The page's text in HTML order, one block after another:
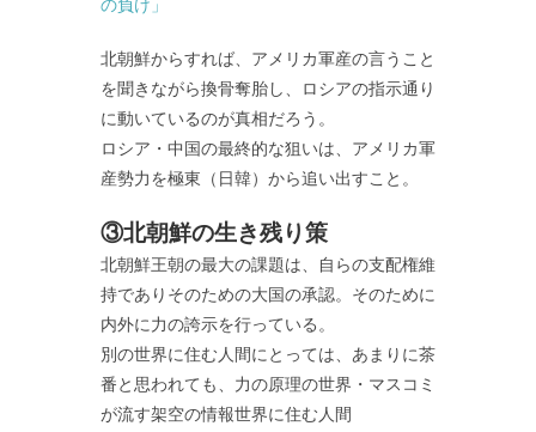
の負け」
北朝鮮からすれば、アメリカ軍産の言うこと
を聞きながら換骨奪胎し、ロシアの指示通り
に動いているのが真相だろう。
ロシア・中国の最終的な狙いは、アメリカ軍
産勢力を極東（日韓）から追い出すこと。
③北朝鮮の生き残り策
北朝鮮王朝の最大の課題は、自らの支配権維
持でありそのための大国の承認。そのために
内外に力の誇示を行っている。
別の世界に住む人間にとっては、あまりに茶
番と思われても、力の原理の世界・マスコミ
が流す架空の情報世界に住む人間